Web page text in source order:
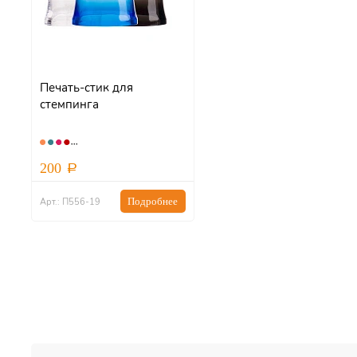
Печать-стик для
стемпинга
200
Арт.: П556-19 Подробнее